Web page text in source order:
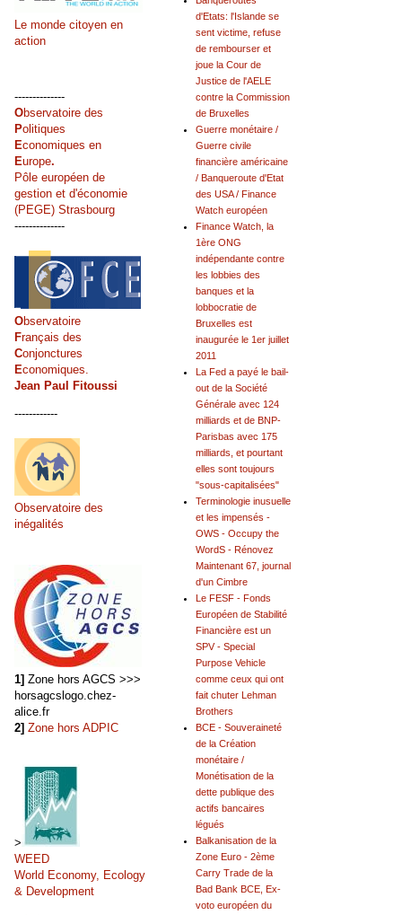
d'Etats: l'Islande se
sent victime, refuse
de rembourser et
joue la Cour de
Justice de l'AELE
contre la Commission
de Bruxelles
Guerre monétaire /
Guerre civile
financière américaine
/ Banqueroute d'Etat
des USA / Finance
Watch européen
Finance Watch, la
1ère ONG
indépendante contre
les lobbies des
banques et la
lobbocratie de
Bruxelles est
inaugurée le 1er juillet
2011
La Fed a payé le bail-
out de la Société
Générale avec 124
milliards et de BNP-
Parisbas avec 175
milliards, et pourtant
elles sont toujours
"sous-capitalisées"
Terminologie inusuelle
et les impensés -
OWS - Occupy the
WordS - Rénovez
Maintenant 67, journal
d'un Cimbre
Le FESF - Fonds
Européen de Stabilité
Financière est un
SPV - Special
Purpose Vehicle
comme ceux qui ont
fait chuter Lehman
Brothers
BCE - Souveraineté
de la Création
monétaire /
Monétisation de la
dette publique des
actifs bancaires
légués
Balkanisation de la
Zone Euro - 2ème
Carry Trade de la
Bad Bank BCE, Ex-
voto européen du
Le monde citoyen en
action
--------------
Observatoire des
Politiques
Economiques en
Europe.
Pôle européen de
gestion et d'économie
(PEGE) Strasbourg
--------------
Observatoire
Français des
Conjonctures
Economiques.
Jean Paul Fitoussi
------------
Observatoire des
inégalités
1] Zone hors AGCS >>>
horsagcslogo.chez-
alice.fr
2] Zone hors ADPIC
>
WEED
World Economy, Ecology
& Development